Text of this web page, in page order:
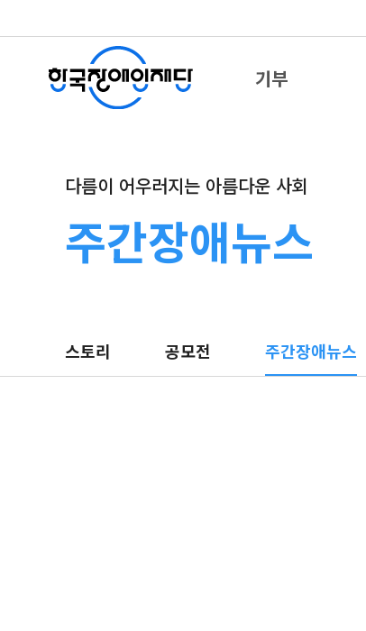
기부
다름이 어우러지는 아름다운 사회
주간장애뉴스
스토리 공모전 주간장애뉴스